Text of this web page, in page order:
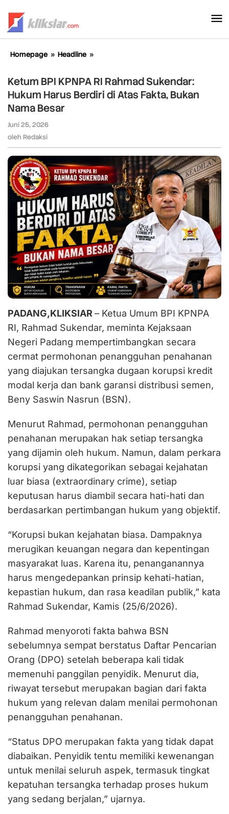
konten
Homepage » Headline »
KPNPA
RI
Rahmad
di
Fakta,
Bukan
Nama
Besar
Ketum BPI KPNPA RI Rahmad Sukendar:
Hukum Harus Berdiri di Atas Fakta, Bukan
Nama Besar
Juni 25, 2026
oleh Redaksi
PADANG,KLIKSIAR – Ketua Umum BPI KPNPA
RI, Rahmad Sukendar, meminta Kejaksaan
Negeri Padang mempertimbangkan secara
cermat permohonan penangguhan penahanan
yang diajukan tersangka dugaan korupsi kredit
modal kerja dan bank garansi distribusi semen,
Beny Saswin Nasrun (BSN).
Menurut Rahmad, permohonan penangguhan
penahanan merupakan hak setiap tersangka
yang dijamin oleh hukum. Namun, dalam perkara
korupsi yang dikategorikan sebagai kejahatan
luar biasa (extraordinary crime), setiap
keputusan harus diambil secara hati-hati dan
berdasarkan pertimbangan hukum yang objektif.
“Korupsi bukan kejahatan biasa. Dampaknya
merugikan keuangan negara dan kepentingan
masyarakat luas. Karena itu, penanganannya
harus mengedepankan prinsip kehati-hatian,
kepastian hukum, dan rasa keadilan publik,” kata
Rahmad Sukendar, Kamis (25/6/2026).
Rahmad menyoroti fakta bahwa BSN
sebelumnya sempat berstatus Daftar Pencarian
Orang (DPO) setelah beberapa kali tidak
memenuhi panggilan penyidik. Menurut dia,
riwayat tersebut merupakan bagian dari fakta
hukum yang relevan dalam menilai permohonan
penangguhan penahanan.
“Status DPO merupakan fakta yang tidak dapat
diabaikan. Penyidik tentu memiliki kewenangan
untuk menilai seluruh aspek, termasuk tingkat
kepatuhan tersangka terhadap proses hukum
yang sedang berjalan,” ujarnya.